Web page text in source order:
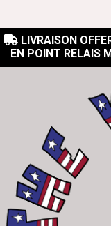
 LIVRAISON
EN POINT RELAIS